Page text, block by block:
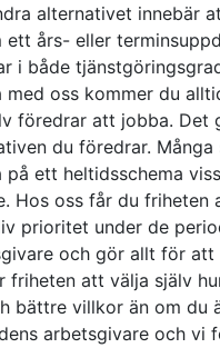
alternativet innebär
ett års- eller
i både
med oss kommer du
föredrar att jobba. Det
du föredrar.
på ett heltidsschema
Hos oss får du
prioritet under de
och gör allt för att
friheten att välja själv
bättre villkor än om du
arbetsgivare och vi